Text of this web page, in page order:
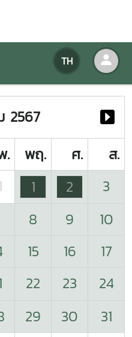
TH
หน่วยงาน
2567
. พฤ. ศ.
ส.
1 2
3
8 9
10
15 16
17
22 23
24
29 30
31